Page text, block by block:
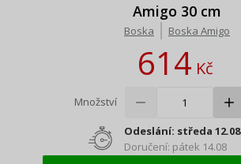
Amigo 30 cm
Boska Boska Amigo
614Kč
Množství
Odeslání: středa 12.08
Doručení: pátek 14.08